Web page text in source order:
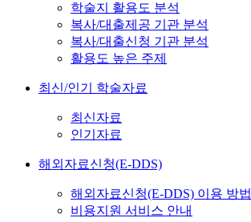
학술지 활용도 분석
복사/대출제공 기관 분석
복사/대출신청 기관 분석
활용도 높은 주제
최신/인기 학술자료
최신자료
인기자료
해외자료신청(E-DDS)
해외자료신청(E-DDS) 이용 방법
비용지원 서비스 안내